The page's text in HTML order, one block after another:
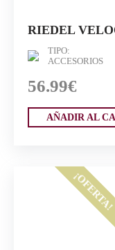
RIEDEL
TIPO:
ACCESORIOS
56.99€
AÑADIR AL
¡OFERTA!